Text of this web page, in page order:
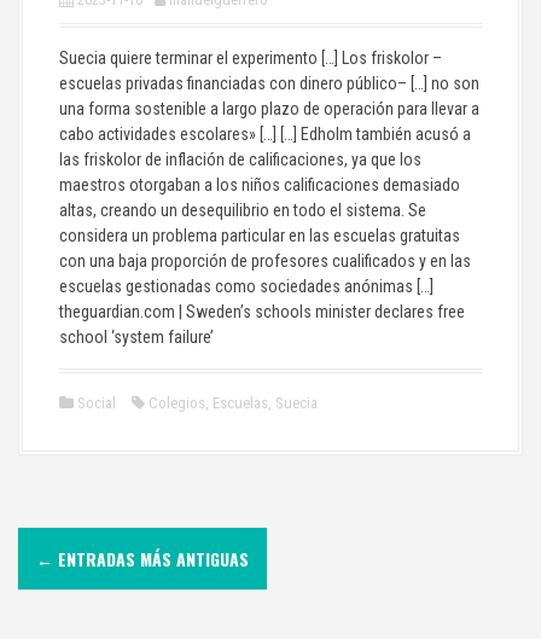
Suecia quiere terminar el experimento […] Los friskolor –
escuelas privadas financiadas con dinero público– […] no son
una forma sostenible a largo plazo de operación para llevar a
cabo actividades escolares» […] […] Edholm también acusó a
las friskolor de inflación de calificaciones, ya que los
maestros otorgaban a los niños calificaciones demasiado
altas, creando un desequilibrio en todo el sistema. Se
considera un problema particular en las escuelas gratuitas
con una baja proporción de profesores cualificados y en las
escuelas gestionadas como sociedades anónimas […]
theguardian.com | Sweden’s schools minister declares free
school ‘system failure’
Social Colegios, Escuelas, Suecia
I
r
← ENTRADAS MÁS ANTIGUAS